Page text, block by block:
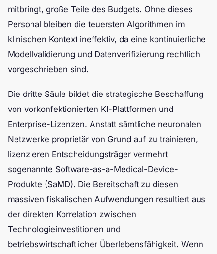
mitbringt, große Teile des Budgets. Ohne dieses
Personal bleiben die teuersten Algorithmen im
klinischen Kontext ineffektiv, da eine kontinuierliche
Modellvalidierung und Datenverifizierung rechtlich
vorgeschrieben sind.
Die dritte Säule bildet die strategische Beschaffung
von vorkonfektionierten KI-Plattformen und
Enterprise-Lizenzen. Anstatt sämtliche neuronalen
Netzwerke proprietär von Grund auf zu trainieren,
lizenzieren Entscheidungsträger vermehrt
sogenannte Software-as-a-Medical-Device-
Produkte (SaMD). Die Bereitschaft zu diesen
massiven fiskalischen Aufwendungen resultiert aus
der direkten Korrelation zwischen
Technologieinvestitionen und
betriebswirtschaftlicher Überlebensfähigkeit. Wenn